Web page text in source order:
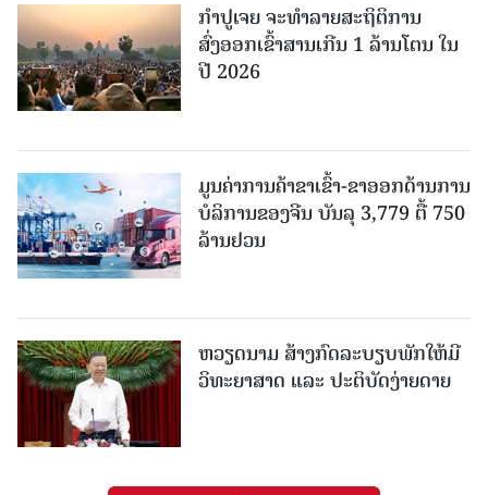
ກຳປູເຈຍ ຈະທຳລາຍສະຖິຕິການ
ສົ່ງອອກເຂົ້າສານເກີນ 1 ລ້ານໂຕນ ໃນ
ປີ 2026
ມູນຄ່າການຄ້າຂາເຂົ້າ-ຂາອອກດ້ານການ
ບໍລິການຂອງຈີນ ບັນລຸ 3,779 ຕື້ 750
ລ້ານຢວນ
ຫວຽດນາມ ສ້າງກົດລະບຽບພັກໃຫ້ມີ
ວິທະຍາສາດ ແລະ ປະຕິບັດງ່າຍດາຍ